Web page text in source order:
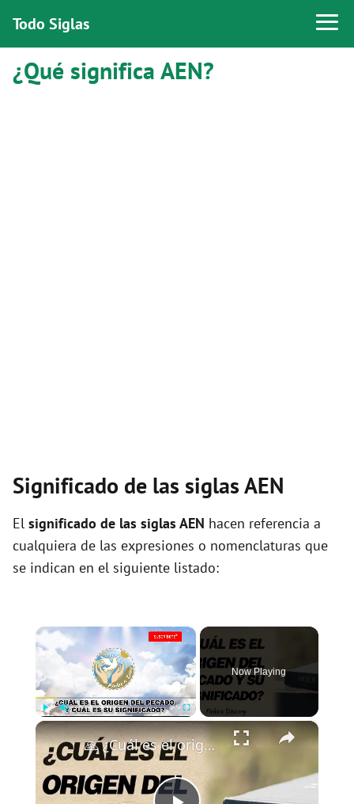
Todo Siglas
¿Qué significa AEN?
Significado de las siglas AEN
El significado de las siglas AEN hacen referencia a
cualquiera de las expresiones o nomenclaturas que
se indican en el siguiente listado:
×
Play Unmute Fullscreen
Now Playing
×
🙏 ¿Cuál es el origen del pecado y cuál es su significado? 🙏